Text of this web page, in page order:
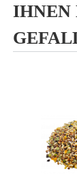
IHNEN